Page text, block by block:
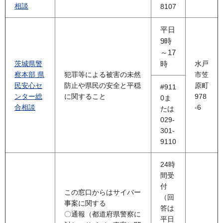
相談
8107
茨城県警
察本部 県
民安心セ
ンター総
合相談
犯罪等による被害の未然
防止や県民の安全と平穏
に関すること
平日
9時
～17
時
水戸
市笠
原町
978
-6
#911
0ま
たは
029-
301-
9110
この窓口からはサイバー
事案に関する
〇通報（都道府県警察に
24時
間受
付
（回
答は
平日